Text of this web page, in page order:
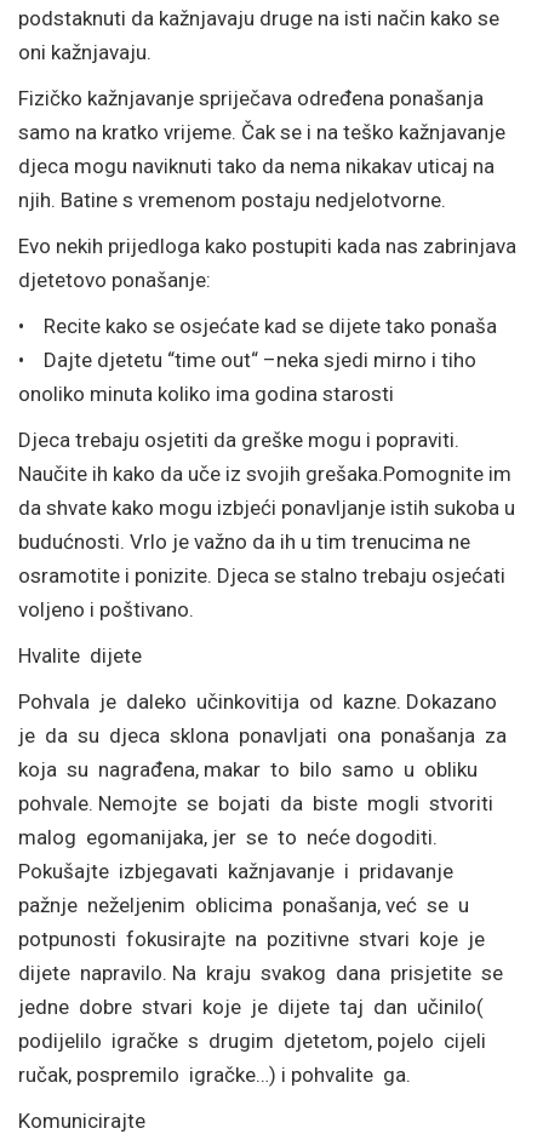
podstaknuti da kažnjavaju druge na isti način kako se
oni kažnjavaju.
Fizičko kažnjavanje spriječava određena ponašanja
samo na kratko vrijeme. Čak se i na teško kažnjavanje
djeca mogu naviknuti tako da nema nikakav uticaj na
njih. Batine s vremenom postaju nedjelotvorne.
Evo nekih prijedloga kako postupiti kada nas zabrinjava
djetetovo ponašanje:
• Recite kako se osjećate kad se dijete tako ponaša
• Dajte djetetu “time out“ –neka sjedi mirno i tiho
onoliko minuta koliko ima godina starosti
Djeca trebaju osjetiti da greške mogu i popraviti.
Naučite ih kako da uče iz svojih grešaka.Pomognite im
da shvate kako mogu izbjeći ponavljanje istih sukoba u
budućnosti. Vrlo je važno da ih u tim trenucima ne
osramotite i ponizite. Djeca se stalno trebaju osjećati
voljeno i poštivano.
Hvalite dijete
Pohvala je daleko učinkovitija od kazne. Dokazano
je da su djeca sklona ponavljati ona ponašanja za
koja su nagrađena, makar to bilo samo u obliku
pohvale. Nemojte se bojati da biste mogli stvoriti
malog egomanijaka, jer se to neće dogoditi.
Pokušajte izbjegavati kažnjavanje i pridavanje
pažnje neželjenim oblicima ponašanja, već se u
potpunosti fokusirajte na pozitivne stvari koje je
dijete napravilo. Na kraju svakog dana prisjetite se
jedne dobre stvari koje je dijete taj dan učinilo(
podijelilo igračke s drugim djetetom, pojelo cijeli
ručak, pospremilo igračke…) i pohvalite ga.
Komunicirajte